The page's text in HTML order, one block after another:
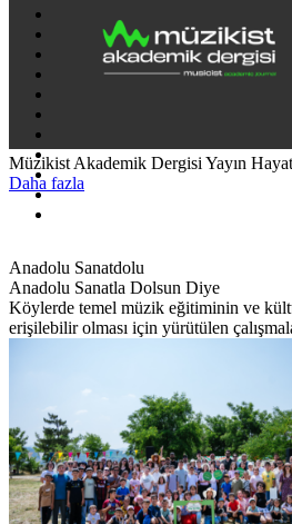
Müzikist Akademik Dergisi Yayın
Daha fazla
Anadolu Sanatdolu
Anadolu Sanatla Dolsun Diye
Köylerde temel müzik eğitiminin ve
erişilebilir olması için yürütülen